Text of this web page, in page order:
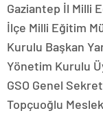
Gaziantep İl Milli
İlçe Milli Eğitim
Kurulu Başkan
Yönetim Kurulu
GSO Genel
Topçuoğlu